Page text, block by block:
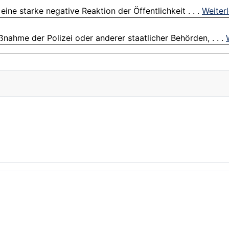
starke negative Reaktion der Öffentlichkeit . . .
der Polizei oder anderer staatlicher Behörden, . . .